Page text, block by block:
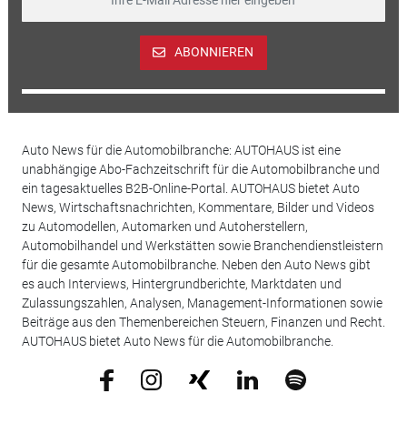
ABONNIEREN
Auto News für die Automobilbranche: AUTOHAUS ist eine
unabhängige Abo-Fachzeitschrift für die Automobilbranche und
ein tagesaktuelles B2B-Online-Portal. AUTOHAUS bietet Auto
News, Wirtschaftsnachrichten, Kommentare, Bilder und Videos
zu Automodellen, Automarken und Autoherstellern,
Automobilhandel und Werkstätten sowie Branchendienstleistern
für die gesamte Automobilbranche. Neben den Auto News gibt
es auch Interviews, Hintergrundberichte, Marktdaten und
Zulassungszahlen, Analysen, Management-Informationen sowie
Beiträge aus den Themenbereichen Steuern, Finanzen und Recht.
AUTOHAUS bietet Auto News für die Automobilbranche.